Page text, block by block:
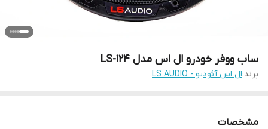
ساب ووفر خودرو ال اس مدل LS-124
برند:ال اس آئودیو - LS AUDIO
مشخصات